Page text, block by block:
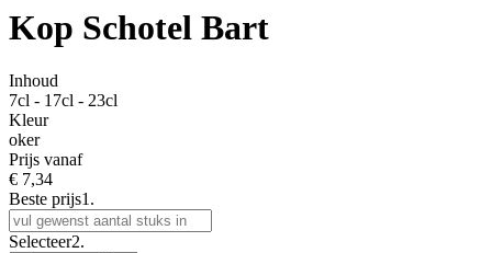
Kop Schotel Bart
Inhoud
7cl - 17cl - 23cl
Kleur
oker
Prijs vanaf
€ 7,34
Beste prijs1.
Selecteer2.